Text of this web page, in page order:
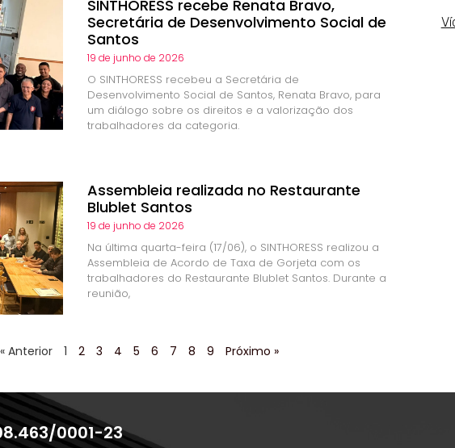
SINTHORESS recebe Renata Bravo,
Secretária de Desenvolvimento Social de
Santos
19 de junho de 2026
O SINTHORESS recebeu a Secretária de
Desenvolvimento Social de Santos, Renata Bravo, para
um diálogo sobre os direitos e a valorização dos
trabalhadores da categoria.
Assembleia realizada no Restaurante
Blublet Santos
19 de junho de 2026
Na última quarta-feira (17/06), o SINTHORESS realizou a
Assembleia de Acordo de Taxa de Gorjeta com os
trabalhadores do Restaurante Blublet Santos. Durante a
reunião,
« Anterior 1 2 3 4 5 6 7 8 9 Próximo »
0001-23